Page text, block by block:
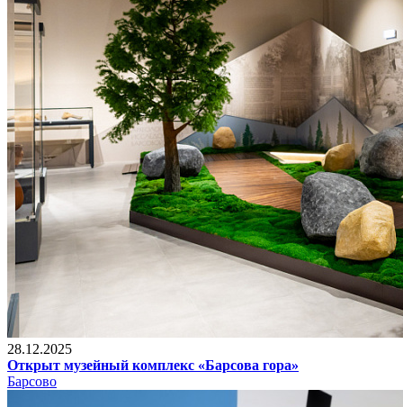
28.12.2025
Открыт музейный комплекс «Барсова гора»
Барсово